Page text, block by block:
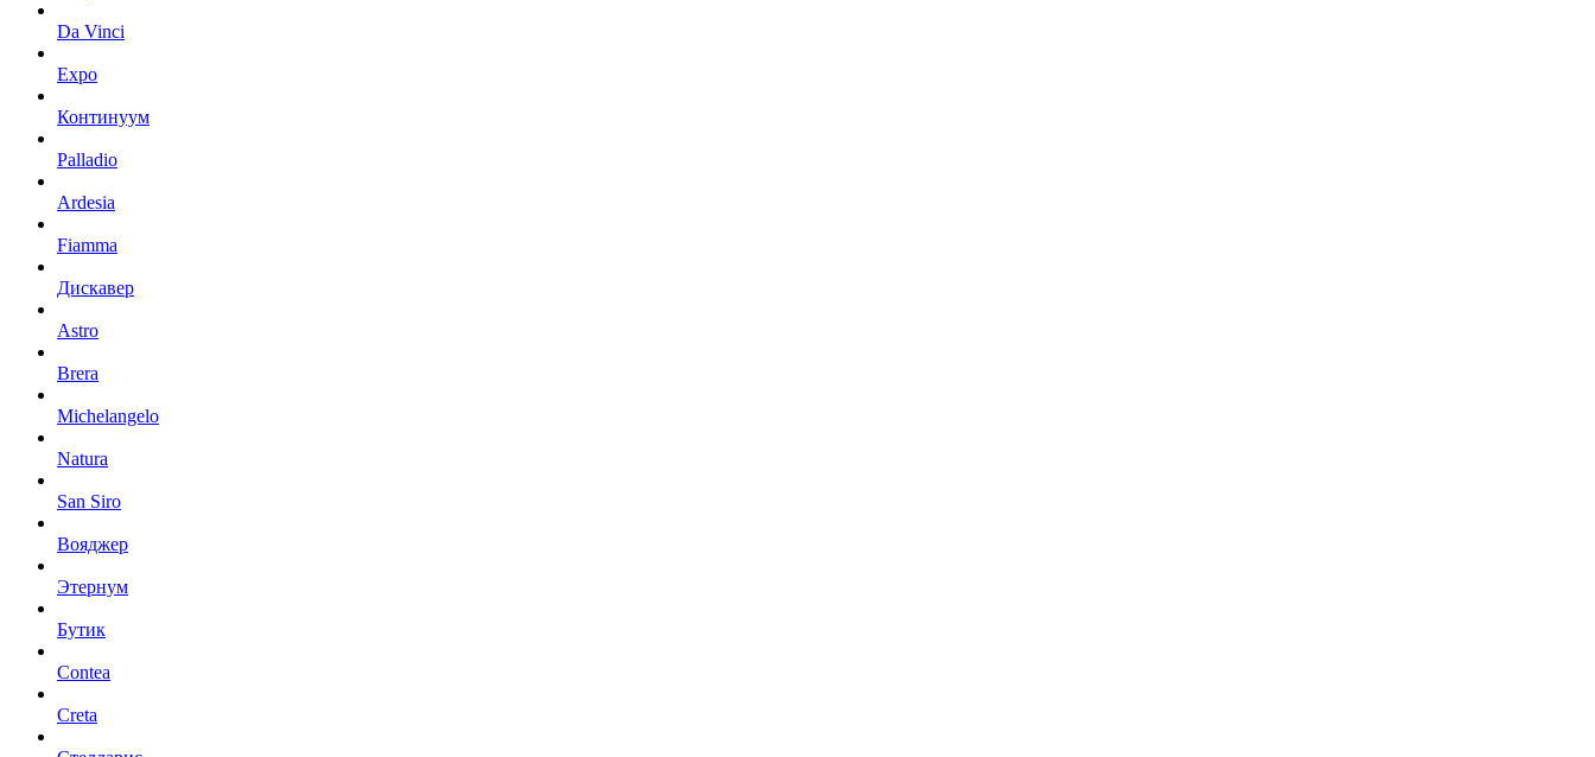
Da Vinci
Expo
Континуум
Palladio
Ardesia
Fiamma
Дискавер
Astro
Brera
Michelangelo
Natura
San Siro
Вояджер
Этернум
Бутик
Contea
Creta